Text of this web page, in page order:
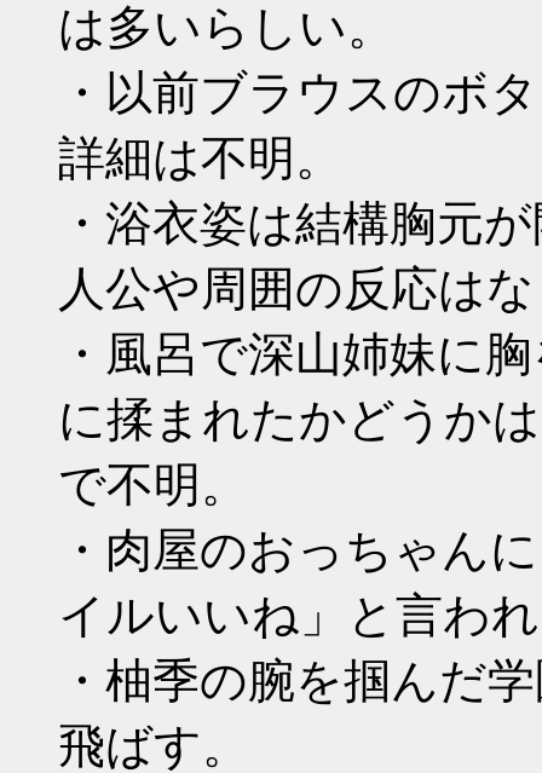
は多いらしい。
・以前ブラウスのボ
詳細は不明。
・浴衣姿は結構胸元
人公や周囲の反応は
・風呂で深山姉妹に
に揉まれたかどうか
で不明。
・肉屋のおっちゃん
イルいいね」と言わ
・柚季の腕を掴んだ
飛ばす。